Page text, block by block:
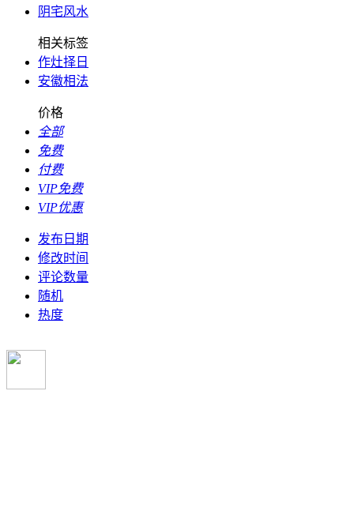
阴宅风水
相关标签
作灶择日
安徽相法
价格
全部
免费
付费
VIP免费
VIP优惠
发布日期
修改时间
评论数量
随机
热度